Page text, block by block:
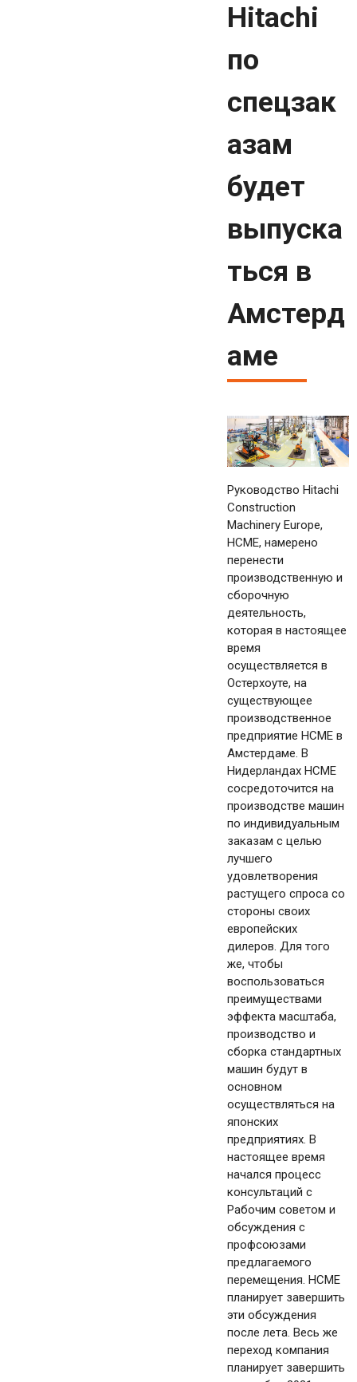
Hitachi
по
спецзак
азам
будет
выпуска
ться в
Амстерд
аме
Руководство Hitachi
Construction
Machinery Europe,
HCME, намерено
перенести
производственную и
сборочную
деятельность,
которая в настоящее
время
осуществляется в
Остерхоуте, на
существующее
производственное
предприятие HCME в
Амстердаме. В
Нидерландах HCME
сосредоточится на
производстве машин
по индивидуальным
заказам с целью
лучшего
удовлетворения
растущего спроса со
стороны своих
европейских
дилеров. Для того
же, чтобы
воспользоваться
преимуществами
эффекта масштаба,
производство и
сборка стандартных
машин будут в
основном
осуществляться на
японских
предприятиях. В
настоящее время
начался процесс
консультаций с
Рабочим советом и
обсуждения с
профсоюзами
предлагаемого
перемещения. HCME
планирует завершить
эти обсуждения
после лета. Весь же
переход компания
планирует завершить